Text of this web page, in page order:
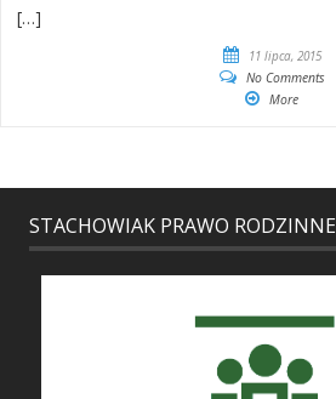
[…]
11 lipca, 2015
No Comments
More
STACHOWIAK PRAWO RODZINNE